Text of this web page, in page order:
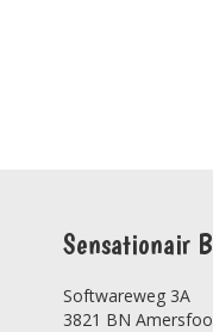
Sensationair
Softwareweg 3A
3821 BN